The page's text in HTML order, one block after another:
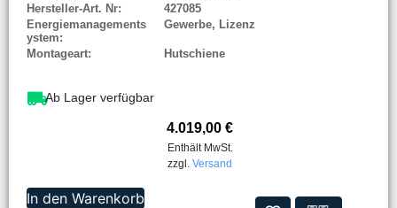
Hersteller-Art. Nr:
427085
Energiemanagements
ystem:
Gewerbe, Lizenz
Montageart: Hutschiene
Ab Lager verfügbar
4.019,00 €
Enthält MwSt.
zzgl. Versand
In den Warenkorb